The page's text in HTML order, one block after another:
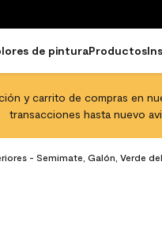
de pinturaProductos
y carrito de compras en
transacciones hasta nuevo
- Semimate, Galón, Verde